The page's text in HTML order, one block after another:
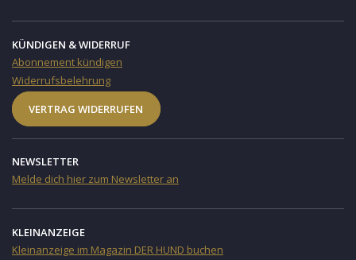
KÜNDIGEN & WIDERRUF
Abonnement kündigen
Widerrufsbelehrung
VERTRAG WIDERRUFEN
NEWSLETTER
Melde dich hier zum Newsletter an
KLEINANZEIGE
Kleinanzeige im Magazin DER HUND buchen